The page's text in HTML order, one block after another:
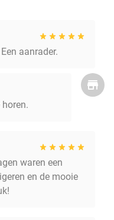
aanrader.
waren een
en de mooie